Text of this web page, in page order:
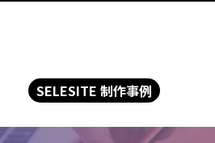
SELESITE 制作事例